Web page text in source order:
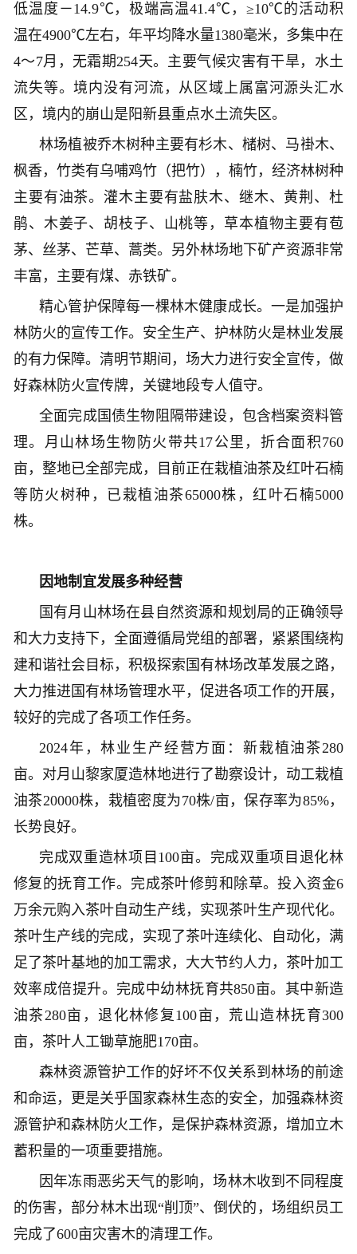
低温度－14.9℃，极端高温41.4℃，≥10℃的活动积
温在4900℃左右，年平均降水量1380毫米，多集中在
4～7月，无霜期254天。主要气候灾害有干旱，水土
流失等。境内没有河流，从区域上属富河源头汇水
区，境内的崩山是阳新县重点水土流失区。
林场植被乔木树种主要有杉木、槠树、马褂木、
枫香，竹类有乌哺鸡竹（把竹），楠竹，经济林树种
主要有油茶。灌木主要有盐肤木、继木、黄荆、杜
鹃、木姜子、胡枝子、山桃等，草本植物主要有苞
茅、丝茅、芒草、蒿类。另外林场地下矿产资源非常
丰富，主要有煤、赤铁矿。
精心管护保障每一棵林木健康成长。一是加强护
林防火的宣传工作。安全生产、护林防火是林业发展
的有力保障。清明节期间，场大力进行安全宣传，做
好森林防火宣传牌，关键地段专人值守。
全面完成国债生物阻隔带建设，包含档案资料管
理。月山林场生物防火带共17公里，折合面积760
亩，整地已全部完成，目前正在栽植油茶及红叶石楠
等防火树种，已栽植油茶65000株，红叶石楠5000
株。
因地制宜发展多种经营
国有月山林场在县自然资源和规划局的正确领导
和大力支持下，全面遵循局党组的部署，紧紧围绕构
建和谐社会目标，积极探索国有林场改革发展之路，
大力推进国有林场管理水平，促进各项工作的开展，
较好的完成了各项工作任务。
2024年，林业生产经营方面：新栽植油茶280
亩。对月山黎家厦造林地进行了勘察设计，动工栽植
油茶20000株，栽植密度为70株/亩，保存率为85%，
长势良好。
完成双重造林项目100亩。完成双重项目退化林
修复的抚育工作。完成茶叶修剪和除草。投入资金6
万余元购入茶叶自动生产线，实现茶叶生产现代化。
茶叶生产线的完成，实现了茶叶连续化、自动化，满
足了茶叶基地的加工需求，大大节约人力，茶叶加工
效率成倍提升。完成中幼林抚育共850亩。其中新造
油茶280亩，退化林修复100亩，荒山造林抚育300
亩，茶叶人工锄草施肥170亩。
森林资源管护工作的好坏不仅关系到林场的前途
和命运，更是关乎国家森林生态的安全，加强森林资
源管护和森林防火工作，是保护森林资源，增加立木
蓄积量的一项重要措施。
因年冻雨恶劣天气的影响，场林木收到不同程度
的伤害，部分林木出现“削顶”、倒伏的，场组织员工
完成了600亩灾害木的清理工作。